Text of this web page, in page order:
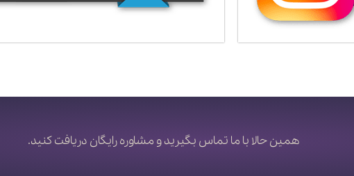
همین حالا با ما تماس بگیرید و مشاوره رایگان دریافت کنید.